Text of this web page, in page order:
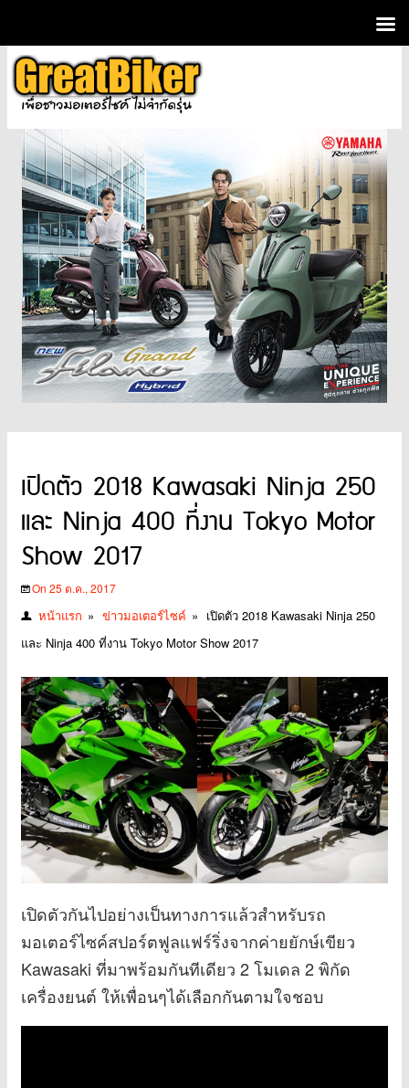
เปิดตัว 2018 Kawasaki Ninja 250
และ Ninja 400 ที่งาน Tokyo Motor
Show 2017
On 25 ต.ค., 2017
หน้าแรก » ข่าวมอเตอร์ไซค์ » เปิดตัว 2018 Kawasaki Ninja 250
และ Ninja 400 ที่งาน Tokyo Motor Show 2017
เปิดตัวกันไปอย่างเป็นทางการแล้วสำหรับรถ
มอเตอร์ไซค์สปอร์ตฟูลแฟร์ริ่งจากค่ายยักษ์เขียว
Kawasaki ที่มาพร้อมกันทีเดียว 2 โมเดล 2 พิกัด
เครื่องยนต์ ให้เพื่อนๆได้เลือกกันตามใจชอบ